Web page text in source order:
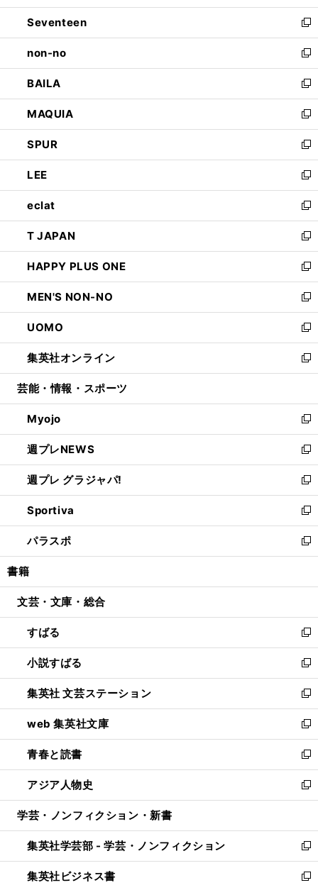
開
く
ウ
で
開
く
ン
ド
ウ
で
開
く
Seventeen
新
し
い
ウ
ィ
ン
ド
ウ
で
開
く
non-no
新
し
い
ウ
ィ
ン
ド
ウ
で
開
く
BAILA
新
し
い
ウ
ィ
ン
ド
ウ
で
開
く
MAQUIA
新
し
い
ウ
ィ
ン
ド
ウ
で
開
く
SPUR
新
し
い
ウ
ィ
ン
ド
ウ
で
開
く
LEE
新
し
い
ウ
ィ
ン
ド
ウ
で
開
く
eclat
新
し
い
ウ
ィ
ン
ド
ウ
で
開
く
T JAPAN
新
し
い
ウ
ィ
ン
ド
ウ
で
開
HAPPY PLUS ONE
新
し
い
ウ
ィ
ン
ド
ウ
開
く
MEN'S NON-NO
新
し
い
ウ
ィ
ン
ウ
で
開
く
UOMO
新
し
い
ウ
ン
ド
ウ
で
開
く
集英社オンライン
新
し
ウ
ィ
ン
ド
ウ
で
開
く
芸能・情報・スポーツ
Myojo
新
し
い
ウ
ィ
ン
ド
ウ
で
開
週プレNEWS
新
し
い
ウ
ィ
ン
ド
ウ
開
週プレ グラジャパ!
新
し
い
ウ
ィ
ン
ウ
開
く
Sportiva
新
し
い
ウ
ン
ウ
で
開
く
パラスポ
新
し
ウ
ン
ド
ウ
で
開
く
書籍
文芸・文庫・総合
すばる
新
し
い
ウ
ィ
ン
ド
ウ
で
開
く
小説すばる
新
し
い
ウ
ィ
ン
ド
ウ
で
開
集英社 文芸ステーション
新
し
い
ウ
ィ
ン
ド
ウ
開
く
web 集英社文庫
新
し
い
ウ
ィ
ン
ウ
で
開
く
青春と読書
新
し
い
ウ
ン
ド
ウ
で
アジア人物史
新
し
ウ
ィ
ン
ド
学芸・ノンフィクション・新書
集英社学芸部 - 学芸・ノンフィクション
新
し
い
集英社ビジネス書
新